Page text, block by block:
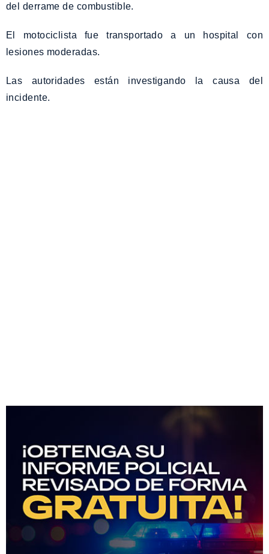
del derrame de combustible.
El motociclista fue transportado a un hospital con
lesiones moderadas.
Las autoridades están investigando la causa del
incidente.